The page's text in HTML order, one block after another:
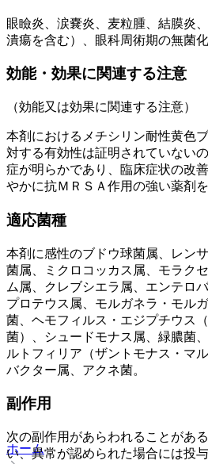
眼瞼炎、涙嚢炎、麦粒腫、結膜炎
潰瘍を含む）、眼科周術期の無菌化
効能・効果に関連する注意
（効能又は効果に関連する注意）
本剤におけるメチシリン耐性黄色
対する有効性は証明されていない
症が明らかであり、臨床症状の改
やかに抗ＭＲＳＡ作用の強い薬剤
適応菌種
本剤に感性のブドウ球菌属、レン
菌属、ミクロコッカス属、モラク
ム属、クレブシエラ属、エンテロ
プロテウス属、モルガネラ・モル
菌、ヘモフィルス・エジプチウス
菌）、シュードモナス属、緑膿菌
ルトフィリア（ザントモナス・マ
バクター属、アクネ菌。
副作用
次の副作用があらわれることがあ
い、異常が認められた場合には投
ホーム